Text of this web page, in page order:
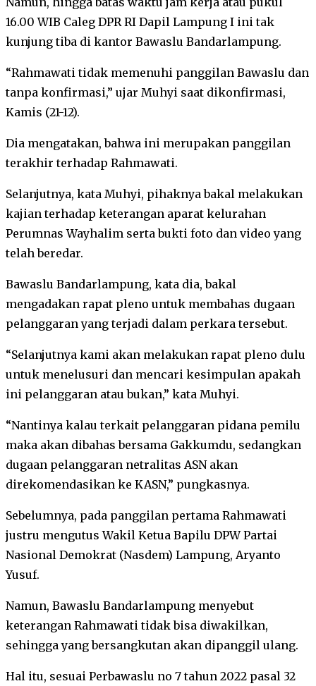
16.00 WIB Caleg DPR RI Dapil Lampung I ini tak
kunjung tiba di kantor Bawaslu Bandarlampung.
“Rahmawati tidak memenuhi panggilan Bawaslu dan
tanpa konfirmasi,” ujar Muhyi saat dikonfirmasi,
Kamis (21-12).
Dia mengatakan, bahwa ini merupakan panggilan
terakhir terhadap Rahmawati.
Selanjutnya, kata Muhyi, pihaknya bakal melakukan
kajian terhadap keterangan aparat kelurahan
Perumnas Wayhalim serta bukti foto dan video yang
telah beredar.
Bawaslu Bandarlampung, kata dia, bakal
mengadakan rapat pleno untuk membahas dugaan
pelanggaran yang terjadi dalam perkara tersebut.
“Selanjutnya kami akan melakukan rapat pleno dulu
untuk menelusuri dan mencari kesimpulan apakah
ini pelanggaran atau bukan,” kata Muhyi.
“Nantinya kalau terkait pelanggaran pidana pemilu
maka akan dibahas bersama Gakkumdu, sedangkan
dugaan pelanggaran netralitas ASN akan
direkomendasikan ke KASN,” pungkasnya.
Sebelumnya, pada panggilan pertama Rahmawati
justru mengutus Wakil Ketua Bapilu DPW Partai
Nasional Demokrat (Nasdem) Lampung, Aryanto
Yusuf.
Namun, Bawaslu Bandarlampung menyebut
keterangan Rahmawati tidak bisa diwakilkan,
sehingga yang bersangkutan akan dipanggil ulang.
Hal itu, sesuai Perbawaslu no 7 tahun 2022 pasal 32